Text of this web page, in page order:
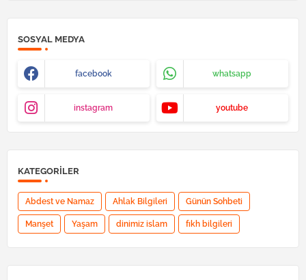
SOSYAL MEDYA
facebook whatsapp
instagram youtube
KATEGORILER
Abdest ve Namaz Ahlak Bilgileri Günün Sohbeti
Manşet Yaşam dinimiz islam fıkh bilgileri